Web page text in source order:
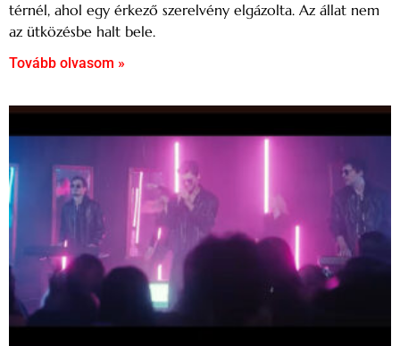
térnél, ahol egy érkező szerelvény elgázolta. Az állat nem
az ütközésbe halt bele.
Tovább olvasom »